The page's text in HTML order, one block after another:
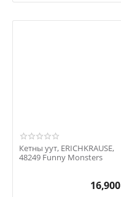
Кетны уут, ERICHKRAUSE,
48249 Funny Monsters
16,900